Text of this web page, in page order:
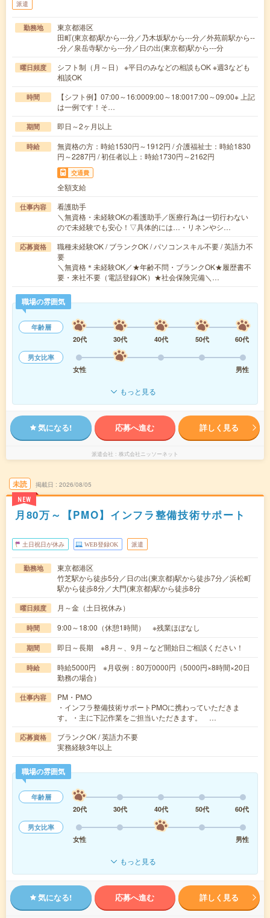
派遣
勤務地
東京都港区
田町(東京都)駅から---分／乃木坂駅から---分／外苑前駅から--
-分／泉岳寺駅から---分／日の出(東京都)駅から---分
曜日頻度
シフト制（月～日） ※平日のみなどの相談もOK ※週3なども
相談OK
時間
【シフト例】07:00～16:0009:00～18:0017:00～09:00※ 上記
は一例です！そ…
期間 即日～2ヶ月以上
時給
無資格の方：時給1530円～1912円 / 介護福祉士：時給1830
円～2287円 / 初任者以上：時給1730円～2162円
交通費
全額支給
仕事内容
看護助手
＼無資格・未経験OKの看護助手／医療行為は一切行わない
ので未経験でも安心！▽具体的には…・リネンやシ…
応募資格
職種未経験OK / ブランクOK / パソコンスキル不要 / 英語力不
要
＼無資格＊未経験OK／★年齢不問・ブランクOK★履歴書不
要・来社不要（電話登録OK）★社会保険完備＼…
職場の雰囲気
年齢層
20代
30代 40代 50代
60代
男女比率
女性
男性
もっと見る
気になる! 応募へ進む 詳しく見る
派遣会社 株式会社ニッソーネット
未読
NEW
掲載日 2026/08/05
月80万～【PMO】インフラ整備技術サポート
土日祝日が休み WEB登録OK 派遣
勤務地
東京都港区
竹芝駅から徒歩5分／日の出(東京都)駅から徒歩7分／浜松町
駅から徒歩8分／大門(東京都)駅から徒歩8分
曜日頻度 月～金（土日祝休み）
時間 9:00～18:00（休憩1時間） ※残業ほぼなし
期間 即日～長期 ※8月～、9月～など開始日ご相談ください！
時給
時給5000円 ※月収例：80万0000円（5000円×8時間×20日
勤務の場合）
仕事内容
PM・PMO
・インフラ整備技術サポートPMOに携わっていただきま
す。・主に下記作業をご担当いただきます。 …
応募資格
ブランクOK / 英語力不要
実務経験3年以上
職場の雰囲気
年齢層
20代
30代 40代 50代
60代
男女比率
女性
男性
もっと見る
気になる! 応募へ進む 詳しく見る